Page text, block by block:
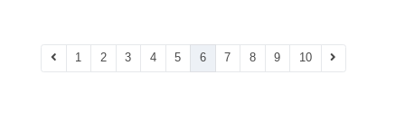
1 2 3 4 5 6 7 8 9 10